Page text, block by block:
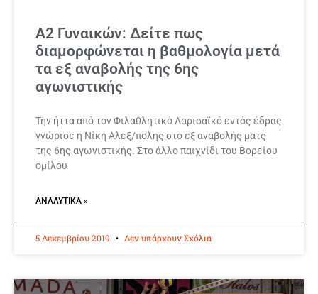
Α2 Γυναικών: Δείτε πως
διαμορφώνεται η βαθμολογία μετά
τα εξ αναβολής της 6ης
αγωνιστικής
Την ήττα από τον Φιλαθλητικό Λαρισαϊκό εντός έδρας
γνώρισε η Νίκη Αλεξ/πολης στο εξ αναβολής ματς
της 6ης αγωνιστικής. Στο άλλο παιχνίδι του Βορείου
ομίλου
ΑΝΑΛΥΤΙΚΆ »
5 Δεκεμβρίου 2019 Δεν υπάρχουν Σχόλια